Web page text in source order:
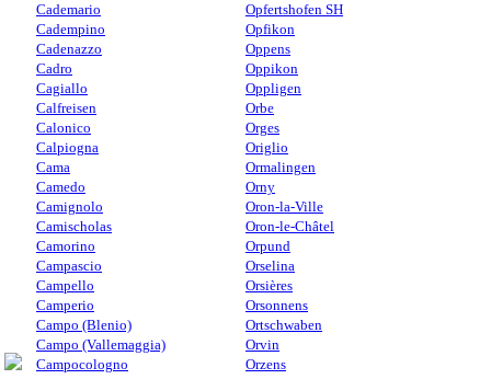
Cademario
Cadempino
Cadenazzo
Cadro
Cagiallo
Calfreisen
Calonico
Calpiogna
Cama
Camedo
Camignolo
Camischolas
Camorino
Campascio
Campello
Camperio
Campo (Blenio)
Campo (Vallemaggia)
Campocologno
Opfertshofen SH
Opfikon
Oppens
Oppikon
Oppligen
Orbe
Orges
Origlio
Ormalingen
Orny
Oron-la-Ville
Oron-le-Châtel
Orpund
Orselina
Orsières
Orsonnens
Ortschwaben
Orvin
Orzens